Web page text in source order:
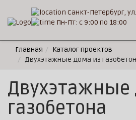
Санкт-Петербург,
Пн-Пт: с 9:00 по 18:00
Главная
Каталог проектов
Двухэтажные дома из
Двухэтажные
газобетона